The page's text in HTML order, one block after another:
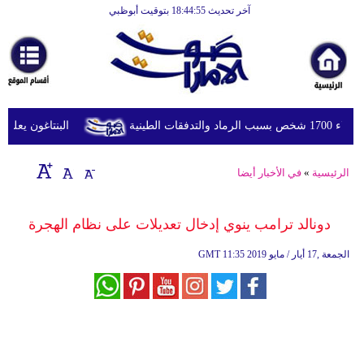
آخر تحديث 18:44:55 بتوقيت أبوظبي
أخبارعاجلة
رياضة
ثقافة
إقتصاد
وموسيقى
البنتاغون يعلن
الرئيسية »في الأخبار أيضا
دونالد ترامب ينوي إدخال تعديلات على نظام الهجرة
GMT 11:35 2019 الجمعة ,17 أيار / مايو